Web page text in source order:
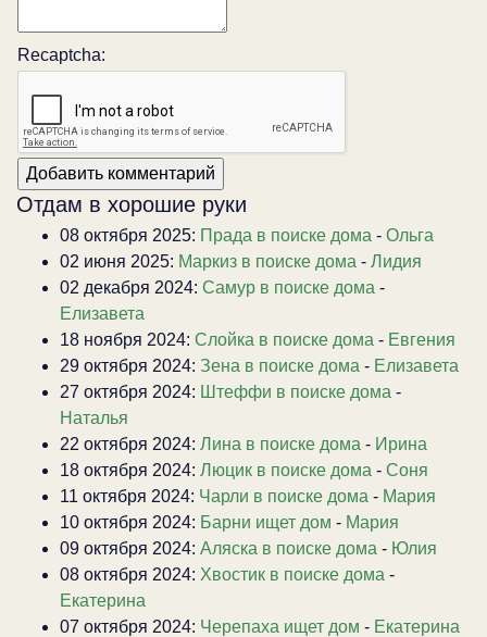
Recaptcha:
Отдам в хорошие руки
08 октября 2025: Прада в поиске дома - Ольга
02 июня 2025: Маркиз в поиске дома - Лидия
02 декабря 2024: Самур в поиске дома -
Елизавета
18 ноября 2024: Слойка в поиске дома - Евгения
29 октября 2024: Зена в поиске дома - Елизавета
27 октября 2024: Штеффи в поиске дома -
Наталья
22 октября 2024: Лина в поиске дома - Ирина
18 октября 2024: Люцик в поиске дома - Соня
11 октября 2024: Чарли в поиске дома - Мария
10 октября 2024: Барни ищет дом - Мария
09 октября 2024: Аляска в поиске дома - Юлия
08 октября 2024: Хвостик в поиске дома -
Екатерина
07 октября 2024: Черепаха ищет дом - Екатерина